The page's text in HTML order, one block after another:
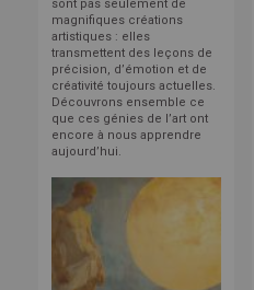
sont pas seulement de
magnifiques créations
artistiques : elles
transmettent des leçons de
précision, d’émotion et de
créativité toujours actuelles.
Découvrons ensemble ce
que ces génies de l’art ont
encore à nous apprendre
aujourd’hui.